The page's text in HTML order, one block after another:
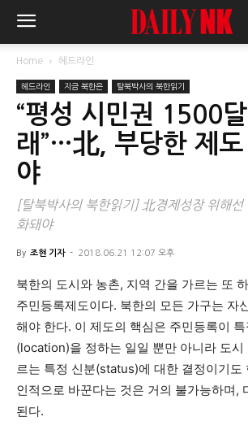
Home 헤드라인
헤드라인 지금 북한은 탈북박사의 북한읽기
“평성 시민권 1500
래”…北, 부당한 제도
야
[탈북박사의 북한읽기] 北경제성장 위해선
화돼야
By 조현 기자 - 2018.06.21 12:07 오후
북한의 도시와 농촌, 지역 간을 가르는 또
주민등록제도이다. 북한의 모든 가구는 자
해야 한다. 이 제도의 핵심은 주민등록이
(location)을 정하는 일일 뿐만 아니라 도시
르는 특정 신분(status)에 대한 결정이기도
인적으로 바꾼다는 것은 거의 불가능하며,
된다.